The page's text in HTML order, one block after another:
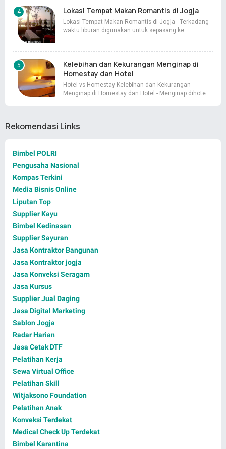
Lokasi Tempat Makan Romantis di Jogja
Lokasi Tempat Makan Romantis di Jogja - Terkadang
waktu liburan digunakan untuk sepasang ke…
Kelebihan dan Kekurangan Menginap di
Homestay dan Hotel
Hotel vs Homestay Kelebihan dan Kekurangan
Menginap di Homestay dan Hotel - Menginap dihote…
Rekomendasi Links
Bimbel POLRI
Pengusaha Nasional
Kompas Terkini
Media Bisnis Online
Liputan Top
Supplier Kayu
Bimbel Kedinasan
Supplier Sayuran
Jasa Kontraktor Bangunan
Jasa Kontraktor jogja
Jasa Konveksi Seragam
Jasa Kursus
Supplier Jual Daging
Jasa Digital Marketing
Sablon Jogja
Radar Harian
Jasa Cetak DTF
Pelatihan Kerja
Sewa Virtual Office
Pelatihan Skill
Witjaksono Foundation
Pelatihan Anak
Konveksi Terdekat
Medical Check Up Terdekat
Bimbel Karantina